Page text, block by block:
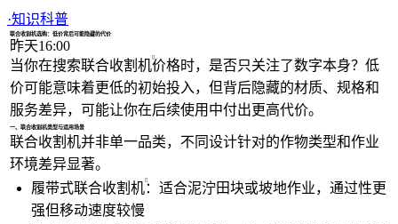
·知识科普
联合收割机选购：低价背后可能隐藏的代价
昨天16:00
当你在搜索联合收割机价格时，是否只关注了数字本身？低
价可能意味着更低的初始投入，但背后隐藏的材质、规格和
服务差异，可能让你在后续使用中付出更高代价。
一、联合收割机类型与适用场景
联合收割机并非单一品类，不同设计针对的作物类型和作业
环境差异显著。
履带式联合收割机：适合泥泞田块或坡地作业，通过性更
强但移动速度较慢